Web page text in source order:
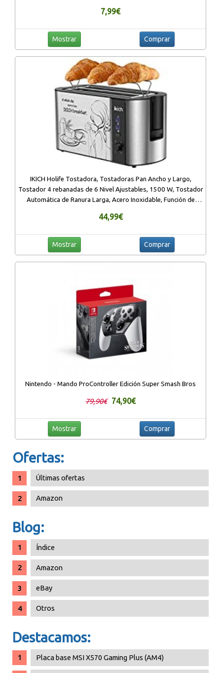
7,99€
Mostrar Comprar
IKICH Holife Tostadora, Tostadoras Pan Ancho y Largo,
Tostador 4 rebanadas de 6 Nivel Ajustables, 1500 W, Tostador
Automática de Ranura Larga, Acero Inoxidable, Función de
44,99€
Mostrar Comprar
Nintendo - Mando ProController Edición Super Smash Bros
79,90€ 74,90€
Mostrar Comprar
Ofertas:
Últimas ofertas
Amazon
Blog:
Índice
Amazon
eBay
Otros
Destacamos:
Placa base MSI X570 Gaming Plus (AM4)